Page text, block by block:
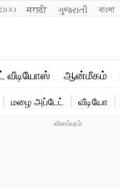
मराठी ગુજરાતી বাংলা
வீடியோஸ் ஆன்மீகம்
மழை அப்டேட் வீடியோ